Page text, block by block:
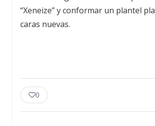
“Xeneize” y conformar un plantel
caras nuevas.
0